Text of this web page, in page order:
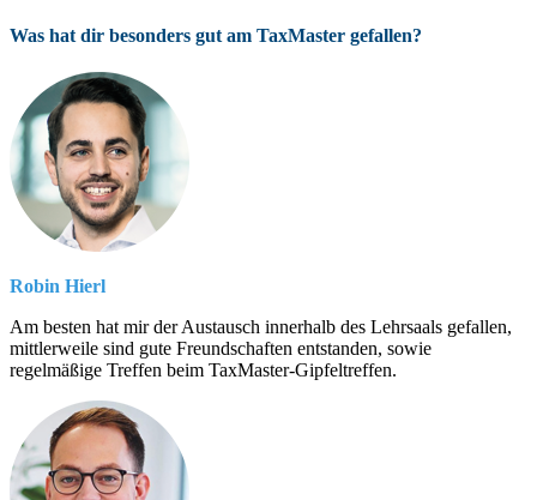
Was hat dir besonders gut am TaxMaster gefallen?
Robin Hierl
Am besten hat mir der Austausch innerhalb des Lehrsaals gefallen,
mittlerweile sind gute Freundschaften entstanden, sowie
regelmäßige Treffen beim TaxMaster-Gipfeltreffen.